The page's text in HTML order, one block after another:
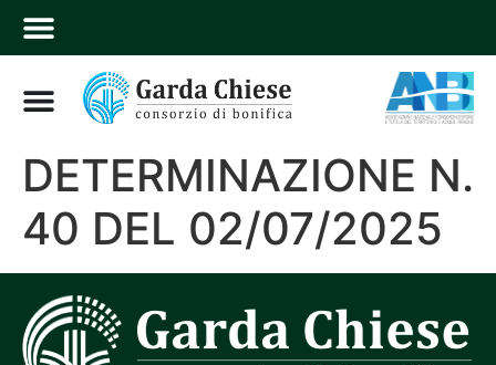
DETERMINAZIONE N.
40 DEL 02/07/2025